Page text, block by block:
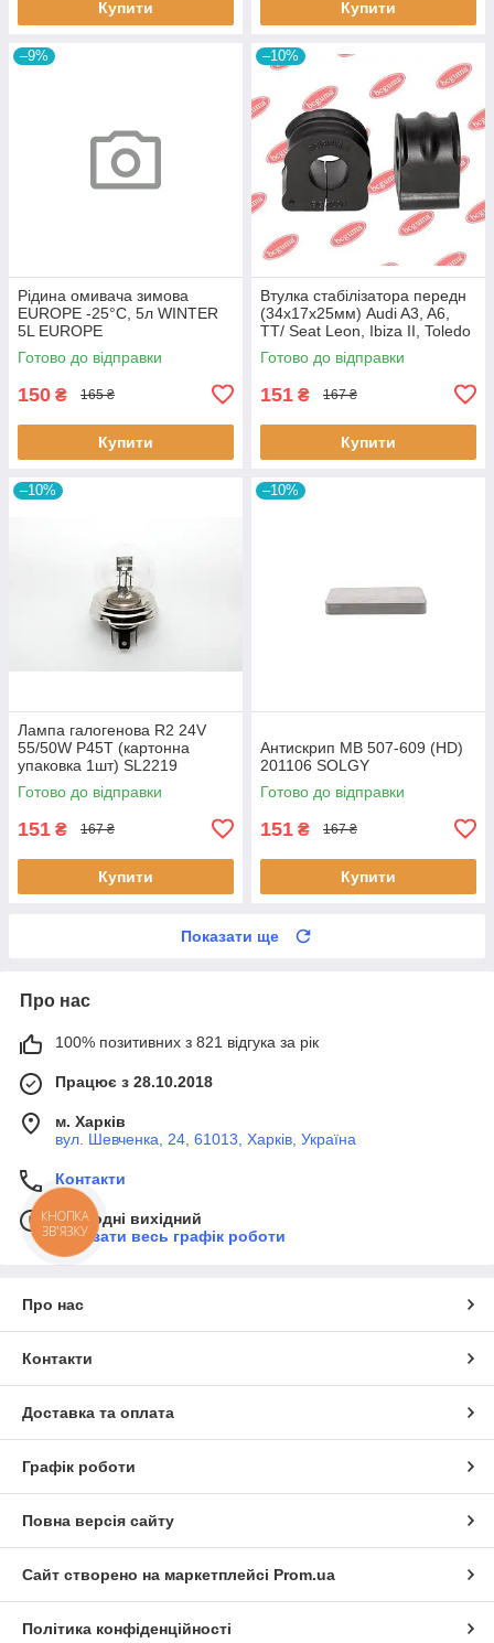
Купити Купити
–9%
Рідина омивача зимова
EUROPE -25°C, 5л WINTER
5L EUROPE
Готово до відправки
150 ₴ 165 ₴
Купити
–10%
Втулка стабілізатора передн
(34х17х25мм) Audi A3, A6,
TT/ Seat Leon, Ibiza II, Toledo
II (BC0226) BCGUMA BC0226
BC GUMA
Готово до відправки
151 ₴ 167 ₴
Купити
–10%
Лампа галогенова R2 24V
55/50W P45T (картонна
упаковка 1шт) SL2219
SHAFER
Готово до відправки
151 ₴ 167 ₴
Купити
–10%
Антискрип MB 507-609 (HD)
201106 SOLGY
Готово до відправки
151 ₴ 167 ₴
Купити
Показати ще
Про нас
100% позитивних з 821 відгука за рік
Працює з 28.10.2018
м. Харків
вул. Шевченка, 24, 61013, Харків, Україна
Контакти
Сьогодні вихідний
Показати весь графік роботи
Про нас
Контакти
Доставка та оплата
Графік роботи
Повна версія сайту
Сайт створено на маркетплейсі Prom.ua
Політика конфіденційності
КНОПКА
ЗВ'ЯЗКУ